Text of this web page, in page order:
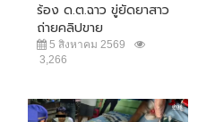
ร้อง ด.ต.ฉาว ขู่ยัดยาสาว
ถ่ายคลิปขาย
5 สิงหาคม 2569
3,266